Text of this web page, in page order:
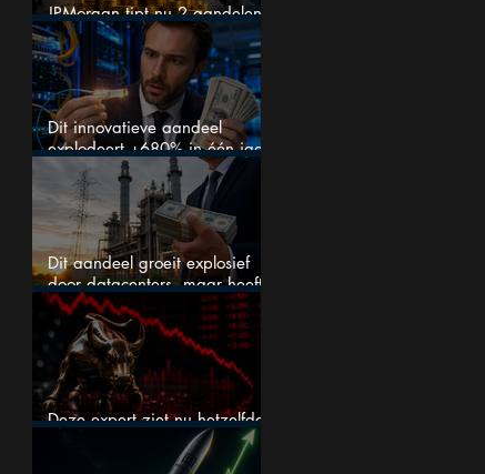
JPMorgan tipt nu 2 aandelen
voor augustus
Dit innovatieve aandeel
explodeert +680% in één jaar
en blijft maar stijgen
Dit aandeel groeit explosief
door datacenters, maar heeft
tientallen miljarden nodig
Deze expert ziet nu hetzelfde
als voor de crash van 1987